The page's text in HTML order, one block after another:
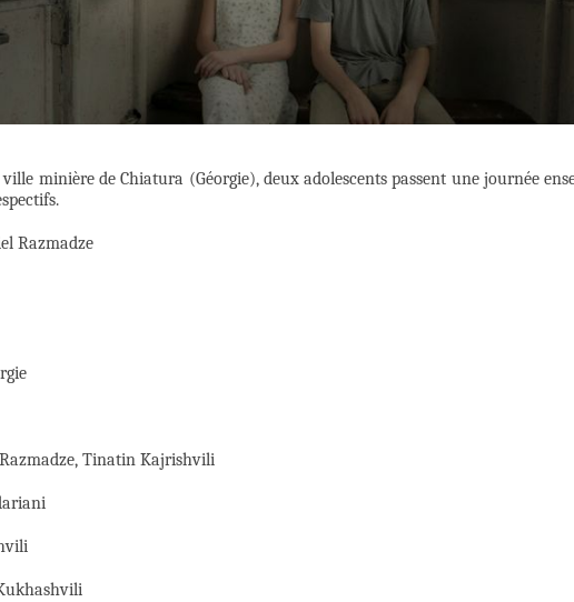
minière de Chiatura (Géorgie), deux adolescents passent une journée
Razmadze
Tinatin Kajrishvili